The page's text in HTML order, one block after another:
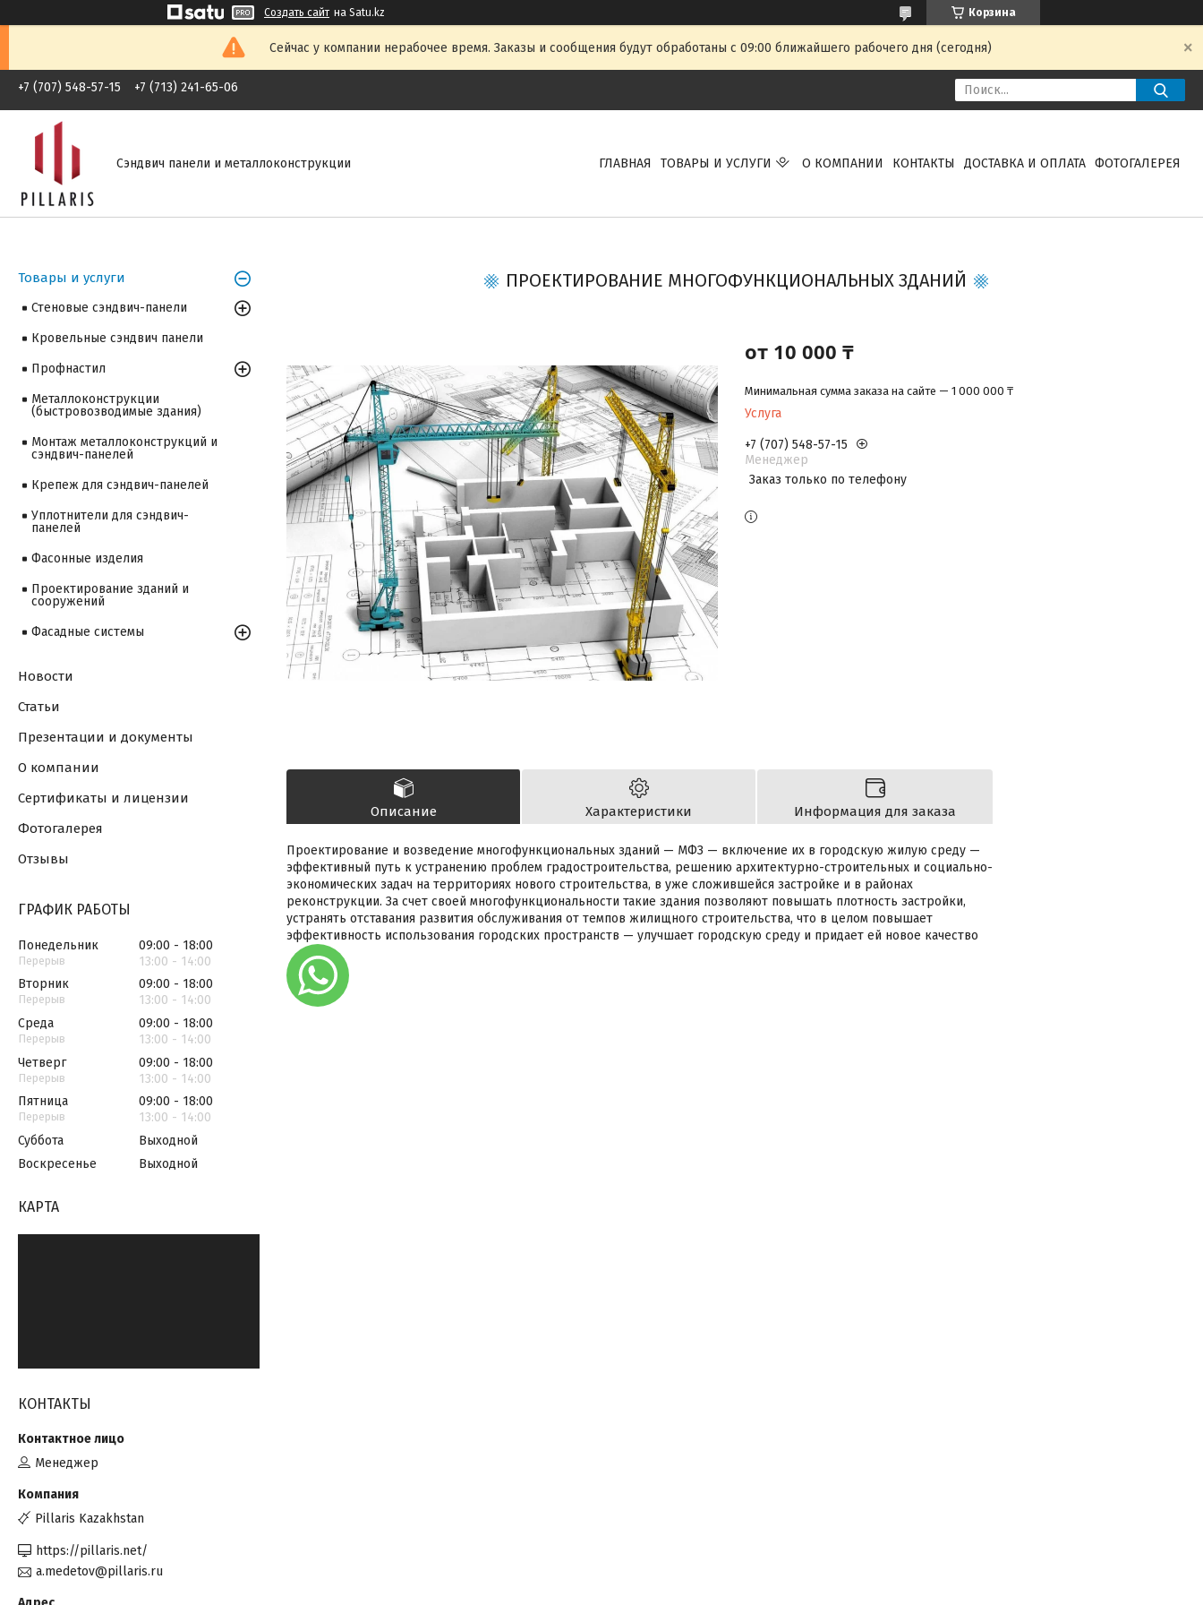
Создать сайт на Satu.kz Корзина
Сейчас у компании нерабочее время. Заказы и сообщения будут обработаны с 09:00 ближайшего рабочего дня (сегодня)
+7 (707) 548-57-15 +7 (713) 241-65-06
Сэндвич панели и металлоконструкции ГЛАВНАЯ ТОВАРЫ И УСЛУГИ О КОМПАНИИ КОНТАКТЫ ДОСТАВКА И ОПЛАТА ФОТОГАЛЕРЕЯ
ПРОЕКТИРОВАНИЕ МНОГОФУНКЦИОНАЛЬНЫХ ЗДАНИЙ
от 10 000 ₸
Минимальная сумма заказа на сайте — 1 000 000 ₸
Услуга
+7 (707) 548-57-15
Менеджер
Заказ только по телефону
Описание Характеристики Информация для заказа
Проектирование и возведение многофункциональных зданий — МФЗ — включение их в городскую жилую среду —
эффективный путь к устранению проблем градостроительства, решению архитектурно-строительных и социально-
экономических задач на территориях нового строительства, в уже сложившейся застройке и в районах
реконструкции. За счет своей многофункциональности такие здания позволяют повышать плотность застройки,
устранять отставания развития обслуживания от темпов жилищного строительства, что в целом повышает
эффективность использования городских пространств — улучшает городскую среду и придает ей новое качество
Товары и услуги
Стеновые сэндвич-панели
Кровельные сэндвич панели
Профнастил
Металлоконструкции
(быстровозводимые здания)
Монтаж металлоконструкций и
сэндвич-панелей
Крепеж для сэндвич-панелей
Уплотнители для сэндвич-
панелей
Фасонные изделия
Проектирование зданий и
сооружений
Фасадные системы
Новости
Статьи
Презентации и документы
О компании
Сертификаты и лицензии
Фотогалерея
Отзывы
ГРАФИК РАБОТЫ
Понедельник 09:00
18:00
13:00
14:00
Вторник
09:00
18:00
13:00
14:00
Среда
09:00
18:00
13:00
14:00
Четверг
09:00
18:00
13:00
14:00
Пятница
09:00
18:00
13:00
14:00
Суббота
Выходной
Воскресенье
Выходной
КАРТА
КОНТАКТЫ
Менеджер
Pillaris Kazakhstan
https://pillaris.net/
a.medetov@pillaris.ru